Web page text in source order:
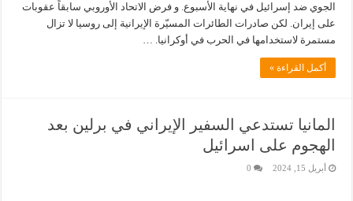
الجوي ضد إسرائيل في نهاية الأسبوع. و فرض الاتحاد الأوروبي سابقاً عقوبات
على إيران. لكن صادرات الطائرات المسيّرة الإيرانية إلى روسيا لا تزال
مستمرة لاستخدامها في الحرب في أوكرانيا. …
أكمل القراءة »
المانيا تستدعي السفير الإيراني في برلين بعد
الهجوم على اسرائيل
أبريل 15, 2024 0